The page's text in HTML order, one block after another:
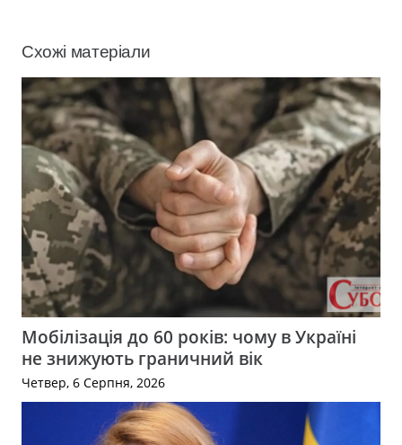
Схожі матеріали
Мобілізація до 60 років: чому в Україні
не знижують граничний вік
Четвер, 6 Серпня, 2026